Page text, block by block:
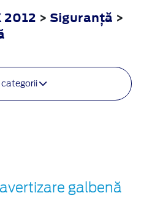
2012 > Siguranţă >
categorii
galbenă